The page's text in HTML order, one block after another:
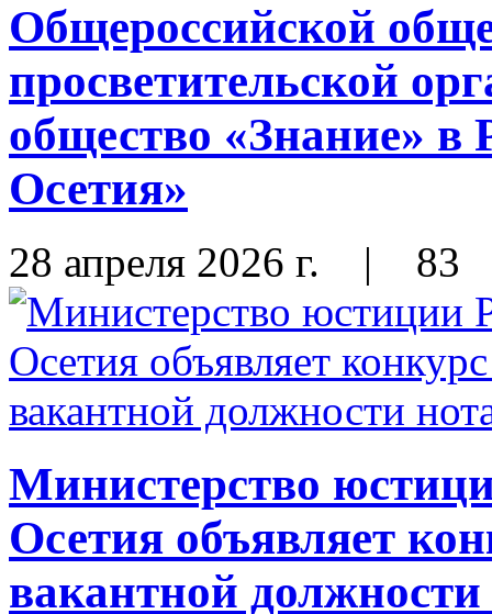
Общероссийской
просветительской
общество «Знание»
Осетия»
28 апреля 2026 г. | 83
Министерство
Осетия объявляет
вакантной должности